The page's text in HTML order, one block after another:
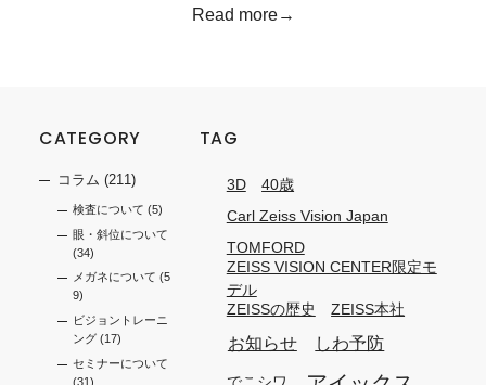
Read more→
CATEGORY
コラム (211)
検査について (5)
眼・斜位について
(34)
メガネについて (5
9)
ビジョントレーニ
ング(17)
セミナーについて
(31)
TAG
3D
40歳
Carl Zeiss Vision Japan
TOMFORD
ZEISS VISION CENTER限定モ
デル
ZEISSの歴史
ZEISS本社
お知らせ しわ予防